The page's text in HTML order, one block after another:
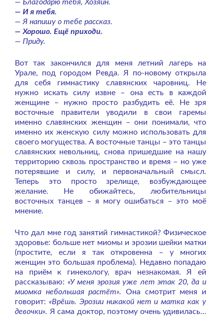
— Благодарю тебя, Хозяин.
— И я тебя.
— Я напишу о тебе рассказ.
— Хорошо. Ещё приходи.
— Приду.
Вот так закончился для меня летний лагерь на
Урале, под городом Ревда. Я по-новому открыла
для себя гимнастику славянских чаровниц. Не
нужно искать силу извне – она есть в каждой
женщине – нужно просто разбудить её. Не зря
восточные правители уводили в свои гаремы
именно славянских женщин – они понимали, что
именно их женскую силу можно использовать для
своего могущества. А восточные танцы – это танцы
славянских невольниц, снова пришедшие на нашу
территорию сквозь пространство и время – но уже
потерявшие и силу, и первоначальный смысл.
Теперь это просто зрелище, возбуждающее
желание. Не обижайтесь, любительницы
восточных танцев – я могу ошибаться – это моё
мнение.
Что дал мне год занятий гимнастикой? Физическое
здоровье: больше нет миомы и эрозии шейки матки
(простите, если я так откровенна – у многих
женщин это большая проблема). Недавно попадаю
на приём к гинекологу, врач незнакомая. Я ей
рассказываю: «У меня эрозия уже лет этак 20, да и
миомка небольшая растёт». Она смотрит меня и
говорит: «Врёшь. Эрозии никакой нет и матка как у
девочки». Я сама доктор, поэтому очень удивилась…